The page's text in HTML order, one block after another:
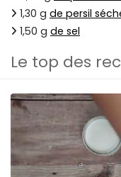
1,30 g de persil
1,50 g de sel
Le top des